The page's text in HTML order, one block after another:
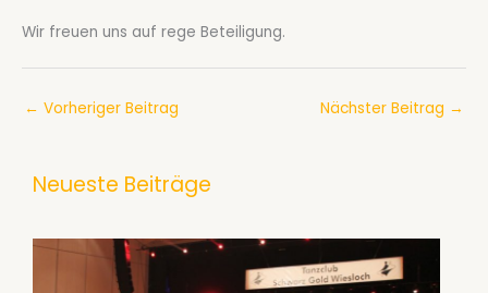
Wir freuen uns auf rege Beteiligung.
← Vorheriger Beitrag Nächster Beitrag →
Neueste Beiträge